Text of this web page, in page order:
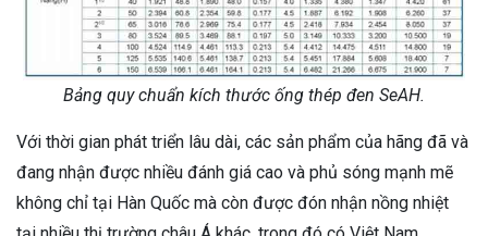
Bảng quy chuẩn kích thước ống thép đen SeAH.
Với thời gian phát triển lâu dài, các sản phẩm của hãng đã và
đang nhận được nhiều đánh giá cao và phủ sóng mạnh mẽ
không chỉ tại Hàn Quốc mà còn được đón nhận nồng nhiệt